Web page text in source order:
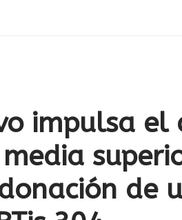
impulsa el
de